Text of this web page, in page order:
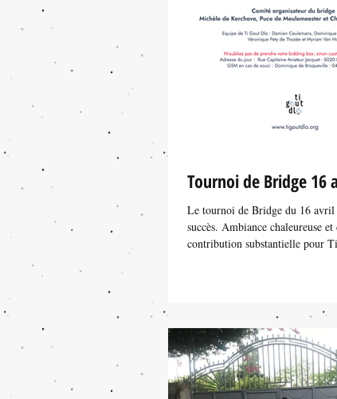
Tournoi de Bridge 16
Le tournoi de Bridge du 16
succès. Ambiance chaleureuse et
contribution substantielle pour